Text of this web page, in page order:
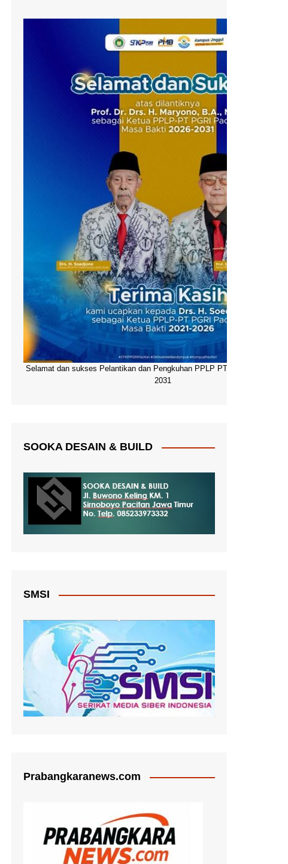
Selamat dan sukses Pelantikan dan Pengkuhan PPLP PT PGRI Pacitan
2031
SOOKA DESAIN & BUILD
SMSI
Prabangkaranews.com